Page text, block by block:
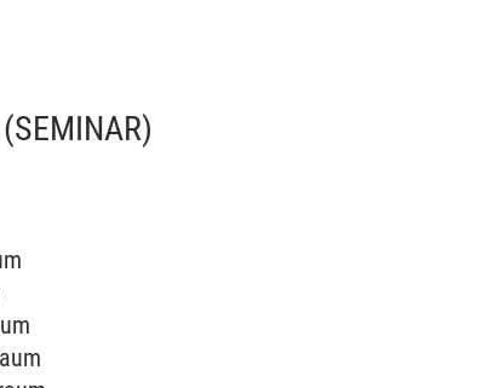
(SEMINAR)